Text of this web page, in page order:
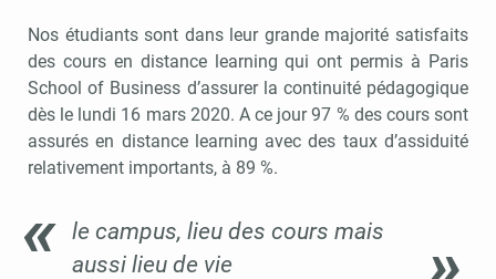
Nos étudiants sont dans leur grande majorité satisfaits
des cours en distance learning qui ont permis à Paris
School of Business d’assurer la continuité pédagogique
dès le lundi 16 mars 2020. A ce jour 97 % des cours sont
assurés en distance learning avec des taux d’assiduité
relativement importants, à 89 %.
le campus, lieu des cours mais
aussi lieu de vie